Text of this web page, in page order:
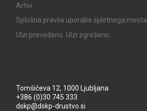
Arhiv
Splošna pravila uporabe spletnega mesta
UIzi prevedeno. UIzi zgrešeno.
Tomšičeva 12, 1000 Ljubljana
+386 (0)30 745 333
dskp@dskp-drustvo.si